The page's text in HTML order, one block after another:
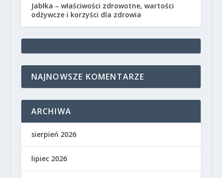
Jabłka – właściwości zdrowotne, wartości
odżywcze i korzyści dla zdrowia
NAJNOWSZE KOMENTARZE
ARCHIWA
sierpień 2026
lipiec 2026